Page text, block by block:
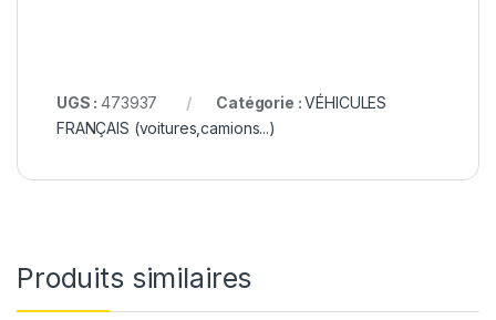
UGS :473937 Catégorie :VÉHICULES
FRANÇAIS (voitures,camions...)
Produits similaires